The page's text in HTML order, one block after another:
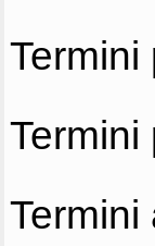
Termini
Termini
Termini